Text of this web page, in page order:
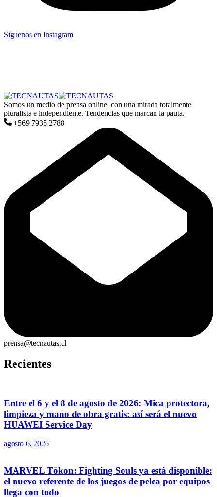
Síguenos en Instagram
Somos un medio de prensa online, con una mirada totalmente
pluralista e independiente. Tendencias que marcan la pauta.
+569 7935 2788
prensa@tecnautas.cl
Recientes
Entre el 6 y el 8 de agosto de 2026: Mica protectora,
limpieza y mano de obra gratis: así será el nuevo
HUAWEI Service Day
agosto 6, 2026
MARVEL Tōkon: Fighting Souls ya está disponible:
el nuevo referente de los juegos de pelea por equipos
llega con todo